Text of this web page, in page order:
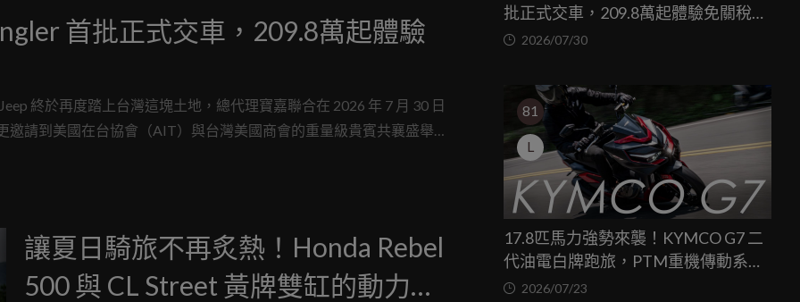
首批正式交車，209.8萬起體驗
終於再度踏上台灣這塊土地，總代理寶嘉聯合在 2026 年 7 月 30 日
請到美國在台協會（AIT）與台灣美國商會的重量級貴賓共襄盛舉，
讓夏日騎旅不再炙熱！Honda Rebel
500 與 CL Street 黃牌雙缸的動力甜
批正式交車，209.8萬起體驗免關稅越
野魅力
2026/07/30
81
L
17.8匹馬力強勢來襲！KYMCO G7 二
代油電白牌跑旅，PTM重機傳動系統
與8公斤減重的操控饗宴
2026/07/23